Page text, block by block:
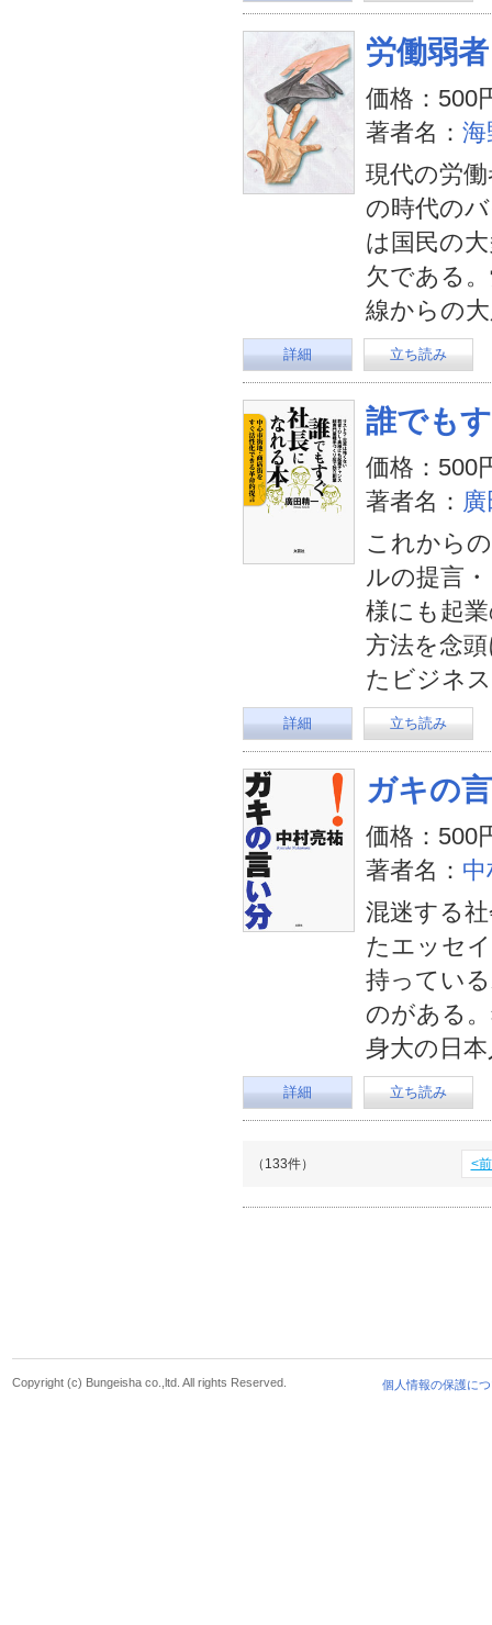
労働弱
価格：500
著者名： 海
現代の労
の時代の
は国民の
欠である
線からの
詳細 立ち読み
誰でも
価格：500
著者名：
これから
ルの提言
様にも起
方法を念
たビジネ
詳細 立ち読み
ガキの
価格：500
著者名：
混迷する
たエッセ
持ってい
のがある
身大の日
詳細 立ち読み
（133件） <
個人情報の保護に
Copyright (c) Bungeisha co.,ltd. All rights Reserved.